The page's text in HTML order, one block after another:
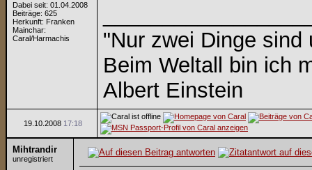
Dabei seit: 01.04.2008
Beiträge: 625
Herkunft: Franken
Mainchar:
Caral/Harmachis
"Nur zwei Dinge
Beim Weltall bin ich
Albert Einstein
19.10.2008 17:18
Mihtrandir
unregistriert